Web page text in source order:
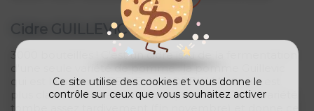
Ce site utilise des cookies et vous donne le
contrôle sur ceux que vous souhaitez activer
Cidre GUILLEVIC Bono
3000 bouteilles ! C'est un cidre issu de la fermentation
d'une seule variété de pomme : la pomme Guillevic
qui est la pomme REINE du MORBIHAN. Le jus est
plus clair et assez acidulé quoique sucré. Cette variété
tombe assez tardivement (fin novembre) et donne ce